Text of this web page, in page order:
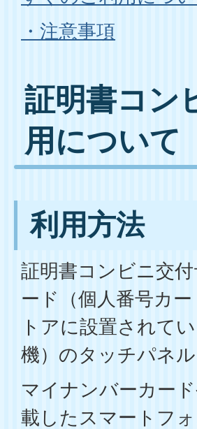
・注意事項
証明書コン
用について
利用方法
証明書コンビニ交
ード（個人番号カ
トアに設置されて
機）のタッチパネ
マイナンバーカー
載したスマートフ